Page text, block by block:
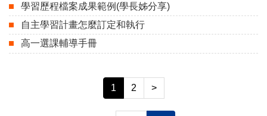
學習歷程檔案成果範例(學長姊分享)
自主學習計畫怎麼訂定和執行
高一選課輔導手冊
1 2 >